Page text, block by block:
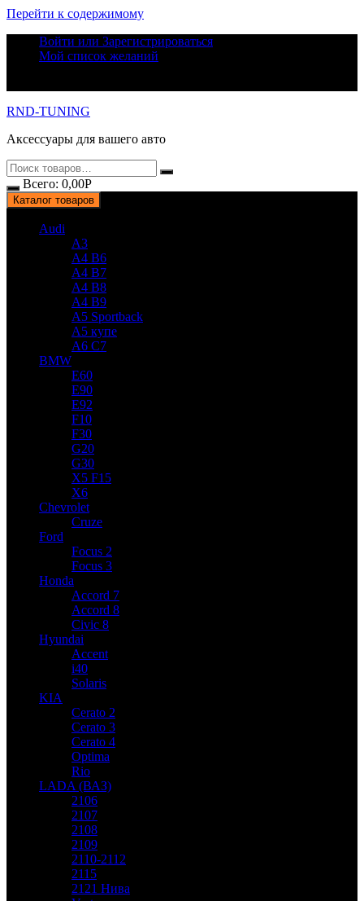
Перейти к содержимому
Войти или Зарегистрироваться
Мой список желаний
RND-TUNING
Аксессуары для вашего авто
Всего: 0,00Р
Каталог товаров
Audi
A3
A4 B6
A4 B7
A4 B8
A4 B9
A5 Sportback
A5 купе
A6 C7
BMW
E60
E90
E92
F10
F30
G20
G30
X5 F15
X6
Chevrolet
Cruze
Ford
Focus 2
Focus 3
Honda
Accord 7
Accord 8
Civic 8
Hyundai
Accent
i40
Solaris
KIA
Cerato 2
Cerato 3
Cerato 4
Optima
Rio
LADA (ВАЗ)
2106
2107
2108
2109
2110-2112
2115
2121 Нива